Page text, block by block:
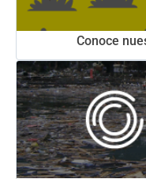
Conoce